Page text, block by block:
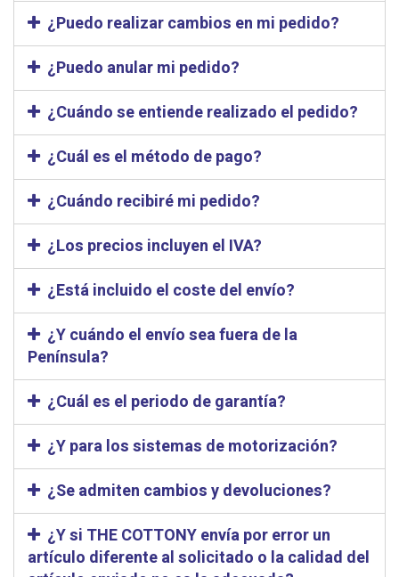
¿Puedo realizar cambios en mi pedido?
¿Puedo anular mi pedido?
¿Cuándo se entiende realizado el pedido?
¿Cuál es el método de pago?
¿Cuándo recibiré mi pedido?
¿Los precios incluyen el IVA?
¿Está incluido el coste del envío?
¿Y cuándo el envío sea fuera de la
Península?
¿Cuál es el periodo de garantía?
¿Y para los sistemas de motorización?
¿Se admiten cambios y devoluciones?
¿Y si THE COTTONY envía por error un
artículo diferente al solicitado o la calidad del